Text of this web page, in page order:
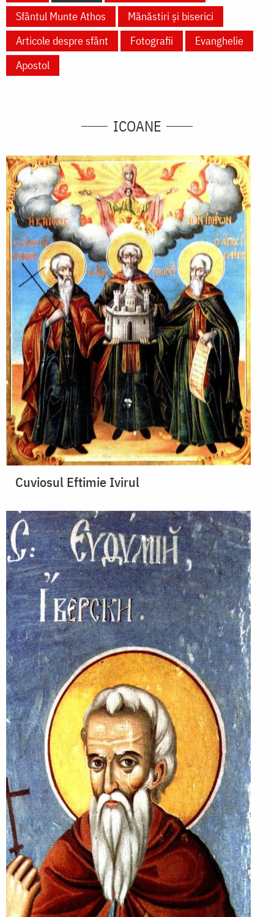
Sfântul Munte Athos
Mănăstiri și biserici
Articole despre sfânt
Fotografii
Evanghelie
Apostol
ICOANE
Cuviosul Eftimie Ivirul